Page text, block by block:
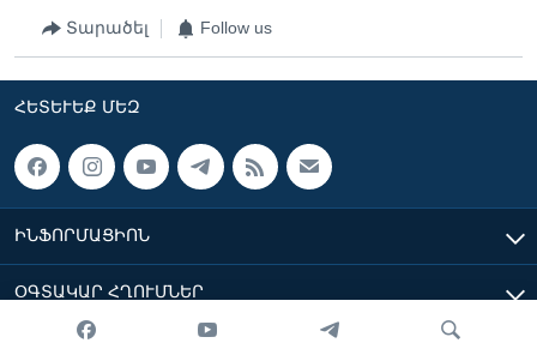
Տարածել Follow us
ՀԵՏԵՒԵՔ ՄԵԶ
ԻՆՖՈՐՄԱՑԻՈՆ
ՕԳՏԱԿԱՐ ՀՂՈՒՄՆԵՐ